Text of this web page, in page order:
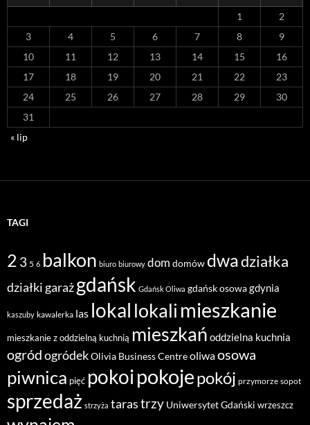
1
2
3
4 5 6 7 8
9
10
11 12 13 14 15
16
17
18 19 20 21 22
23
24
25 26 27 28 29
30
31
« lip
TAGI
2 3 5 6 balkon biuro biurowy dom domów dwadziałka
działki garażgdańsk Gdańsk Oliwa gdańsk osowagdynia
kaszuby kawalerka las lokal lokalimieszkanie
mieszkanie z oddzielną kuchnią mieszkań oddzielna kuchnia
ogródogródekOlivia Business Centreoliwaosowa
piwnica pięć pokoipokojepokój przymorze sopot
sprzedaż strzyża tarastrzy Uniwersytet Gdański wrzeszcz